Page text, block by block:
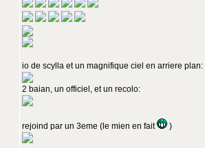
io de scylla et un magnifique ciel en arriere plan:
2 baian, un officiel, et un recolo:
rejoind par un 3eme (le mien en fait )